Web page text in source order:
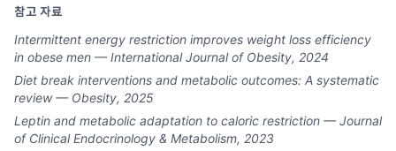
참고 자료
Intermittent energy restriction improves weight loss efficiency
in obese men — International Journal of Obesity, 2024
Diet break interventions and metabolic outcomes: A systematic
review — Obesity, 2025
Leptin and metabolic adaptation to caloric restriction — Journal
of Clinical Endocrinology & Metabolism, 2023